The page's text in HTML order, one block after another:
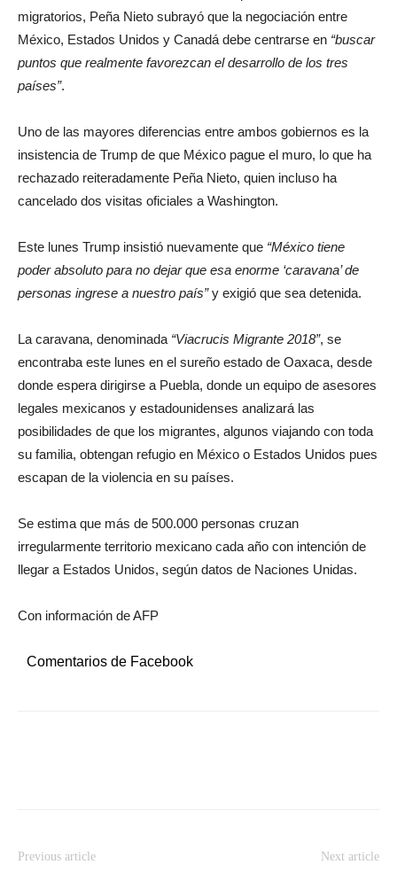
migratorios, Peña Nieto subrayó que la negociación entre
México, Estados Unidos y Canadá debe centrarse en “buscar
puntos que realmente favorezcan el desarrollo de los tres
países”.
Uno de las mayores diferencias entre ambos gobiernos es la
insistencia de Trump de que México pague el muro, lo que ha
rechazado reiteradamente Peña Nieto, quien incluso ha
cancelado dos visitas oficiales a Washington.
Este lunes Trump insistió nuevamente que “México tiene
poder absoluto para no dejar que esa enorme ‘caravana’ de
personas ingrese a nuestro país”y exigió que sea detenida.
La caravana, denominada “Viacrucis Migrante 2018”, se
encontraba este lunes en el sureño estado de Oaxaca, desde
donde espera dirigirse a Puebla, donde un equipo de asesores
legales mexicanos y estadounidenses analizará las
posibilidades de que los migrantes, algunos viajando con toda
su familia, obtengan refugio en México o Estados Unidos pues
escapan de la violencia en su países.
Se estima que más de 500.000 personas cruzan
irregularmente territorio mexicano cada año con intención de
llegar a Estados Unidos, según datos de Naciones Unidas.
Con información de AFP
Comentarios de Facebook
Previous article Next article